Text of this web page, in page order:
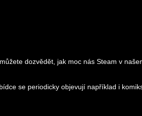
můžete dozvědět, jak moc nás Steam v
se periodicky objevují například i